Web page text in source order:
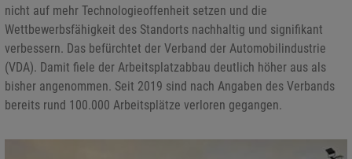
nicht auf mehr Technologieoffenheit setzen und die
Wettbewerbsfähigkeit des Standorts nachhaltig und signifikant
verbessern. Das befürchtet der Verband der Automobilindustrie
(VDA). Damit fiele der Arbeitsplatzabbau deutlich höher aus als
bisher angenommen. Seit 2019 sind nach Angaben des Verbands
bereits rund 100.000 Arbeitsplätze verloren gegangen.